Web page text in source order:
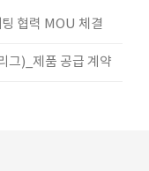
협력 MOU 체결
그)_제품 공급 계약